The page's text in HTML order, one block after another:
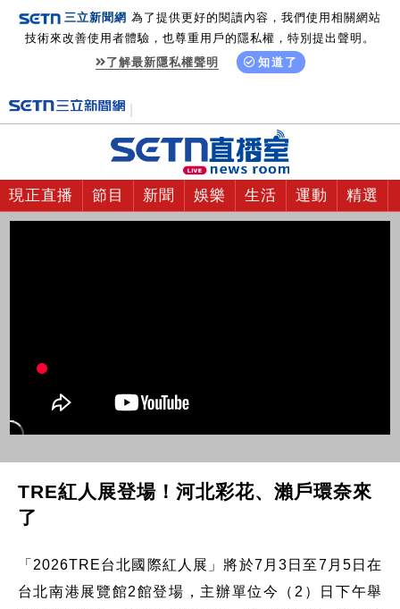
三立新聞網 為了提供更好的閱讀內容，我們使用相關網站
技術來改善使用者體驗，也尊重用戶的隱私權，特別提出聲明。
了解最新隱私權聲明
知道了
現正直播 節目 新聞 娛樂 生活 運動 精選
TRE紅人展登場！河北彩花、瀨戶環奈來
了
「2026TRE台北國際紅人展」將於7月3日至7月5日在
台北南港展覽館2館登場，主辦單位今（2）日下午舉